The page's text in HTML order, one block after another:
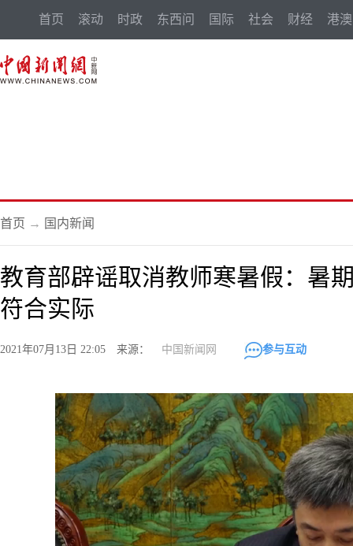
首页 滚动 时政 东西问 国际 社会 财经 港澳
首页 → 国内新闻
教育部辟谣取消教师寒暑假：暑
符合实际
2021年07月13日 22:05 来源： 中国新闻网 参与互动